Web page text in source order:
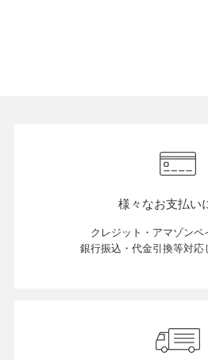
様々なお支払い
クレジット・アマゾンペ
銀行振込・代金引換等対応